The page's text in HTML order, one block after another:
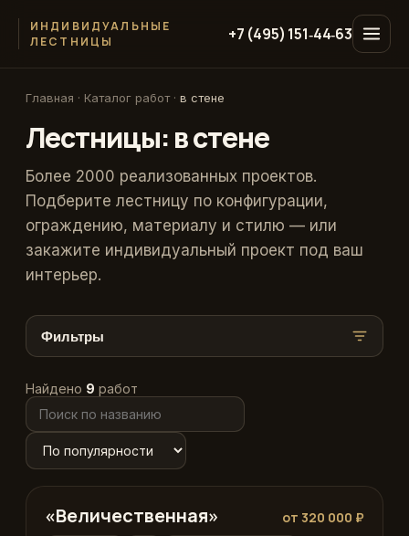
ИНДИВИДУАЛЬНЫЕ
ЛЕСТНИЦЫ
+7 (495) 151‑44‑63
Главная · Каталог работ· в стене
Лестницы: в стене
Более 2000 реализованных проектов.
Подберите лестницу по конфигурации,
ограждению, материалу и стилю — или
закажите индивидуальный проект под ваш
интерьер.
Фильтры
Найдено 9 работ
П-образная
«Величественная» от 320 000 ₽